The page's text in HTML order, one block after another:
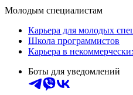
Молодым специалистам
Карьера для молодых
Школа программистов
Карьера в
Боты для уведомлений